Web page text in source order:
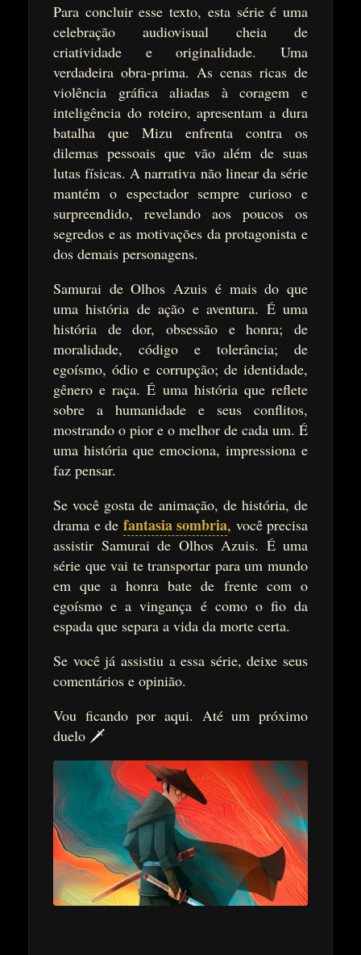
Para concluir esse texto, esta série é uma
celebração audiovisual cheia de
criatividade e originalidade. Uma
verdadeira obra-prima. As cenas ricas de
violência gráfica aliadas à coragem e
inteligência do roteiro, apresentam a dura
batalha que Mizu enfrenta contra os
dilemas pessoais que vão além de suas
lutas físicas. A narrativa não linear da série
mantém o espectador sempre curioso e
surpreendido, revelando aos poucos os
segredos e as motivações da protagonista e
dos demais personagens.
Samurai de Olhos Azuis é mais do que
uma história de ação e aventura. É uma
história de dor, obsessão e honra; de
moralidade, código e tolerância; de
egoísmo, ódio e corrupção; de identidade,
gênero e raça. É uma história que reflete
sobre a humanidade e seus conflitos,
mostrando o pior e o melhor de cada um. É
uma história que emociona, impressiona e
faz pensar.
Se você gosta de animação, de história, de
drama e de fantasia sombria, você precisa
assistir Samurai de Olhos Azuis. É uma
série que vai te transportar para um mundo
em que a honra bate de frente com o
egoísmo e a vingança é como o fio da
espada que separa a vida da morte certa.
Se você já assistiu a essa série, deixe seus
comentários e opinião.
Vou ficando por aqui. Até um próximo
duelo 🗡